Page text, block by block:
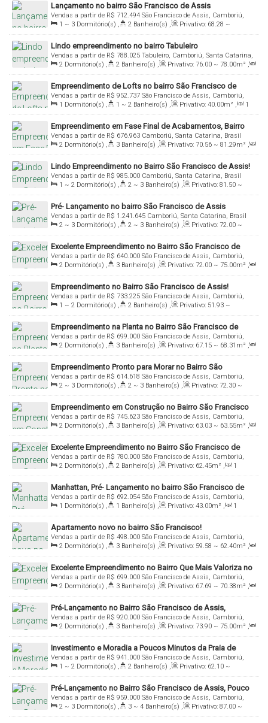
Lançamento no bairro São Francisco de Assis
R$ 712.494
Vendas a partir de
São Francisco de Assis, Camboriú,
Santa Catarina, Brasil
1 ~ 3 Dormitório(s) , 2 Banheiro(s) , Privativo: 68.28 ~
118.22m² , 1 Sala(s) , 1 Suíte(s) , 1 ~ 2 Vaga(s)
Lindo empreendimento no bairro Tabuleiro
R$ 788.025
Vendas a partir de
Tabuleiro, Camboriú, Santa Catarina,
Brasil
2 Dormitório(s) , 2 Banheiro(s) , Privativo: 76.00 ~ 78.00m² ,
1 Sala(s) , 1 Suíte(s) , 1 Vaga(s)
Empreendimento de Lofts no bairro São Francisco de
Assis!
R$ 952.737
Vendas a partir de
São Francisco de Assis, Camboriú,
Santa Catarina, Brasil
1 Dormitório(s) , 1 ~ 2 Banheiro(s) , Privativo: 40.00m² ,
1
Sala(s) , 1 Vaga(s)
Empreendimento em Fase Final de Acabamentos, Bairro
São Francisco de Assis
R$ 676.963
Vendas a partir de
Camboriú, Santa Catarina, Brasil
2 Dormitório(s) , 3 Banheiro(s) , Privativo: 70.56 ~ 81 .29m² ,
1 Sala(s) , 2 Suíte(s) , 1 Vaga(s)
Lindo Empreendimento no Bairro São Francisco de Assis!
R$ 985.000
Vendas a partir de
Camboriú, Santa Catarina, Brasil
1 ~ 2 Dormitório(s) , 2 ~ 3 Banheiro(s) , Privativo: 81 .50 ~
92.00m² , 1 Sala(s) , 1 ~ 2 Suíte(s) , 2 Vaga(s)
Pré- Lançamento no bairro São Francisco de Assis
R$ 1.241.645
Vendas a partir de
Camboriú, Santa Catarina, Brasil
2 ~ 3 Dormitório(s) , 2 ~ 3 Banheiro(s) , Privativo: 72.00 ~
85.00m² , 1 Sala(s) , 1 Suíte(s) , 1 ~ 2 Vaga(s)
Excelente Empreendimento no Bairro São Francisco de
Assis!
R$ 640.000
Vendas a partir de
São Francisco de Assis, Camboriú,
Santa Catarina, Brasil
2 Dormitório(s) , 3 Banheiro(s) , Privativo: 72.00 ~ 75.00m² ,
1 Sala(s) , 2 Suíte(s) , 1 Vaga(s)
Empreendimento no Bairro São Francisco de Assis!
R$ 733.225
Vendas a partir de
São Francisco de Assis, Camboriú,
Santa Catarina, Brasil
1 ~ 2 Dormitório(s) , 2 Banheiro(s) , Privativo: 51 .93 ~
68.05m² , 1 Sala(s) , 1 Suíte(s) , 1 Vaga(s)
Empreendimento na Planta no Bairro São Francisco de
Assis!
R$ 699.000
Vendas a partir de
São Francisco de Assis, Camboriú,
Santa Catarina, Brasil
2 Dormitório(s) , 3 Banheiro(s) , Privativo: 67.15 ~ 68.31 m² ,
1 Sala(s) , 2 Suíte(s) , 1 Vaga(s)
Empreendimento Pronto para Morar no Bairro São
Francisco de Assis!
R$ 614.618
Vendas a partir de
São Francisco de Assis, Camboriú,
Santa Catarina, Brasil
2 ~ 3 Dormitório(s) , 2 ~ 3 Banheiro(s) , Privativo: 72.30 ~
86.30m² , 1 Sala(s) , 1 ~ 2 Suíte(s) , 1 ~ 2 Vaga(s)
Empreendimento em Construção no Bairro São Francisco
de Assis, Loteamento Terras Altas
R$ 745.623
Vendas a partir de
São Francisco de Assis, Camboriú,
Santa Catarina, Brasil
2 Dormitório(s) , 3 Banheiro(s) , Privativo: 63.03 ~ 63.55m² ,
1 Sala(s) , 2 Suíte(s) , 1 Vaga(s)
Excelente Empreendimento no Bairro São Francisco de
Assis, Pouco Minutos de Balneário Camboriú!
R$ 780.000
Vendas a partir de
São Francisco de Assis, Camboriú,
Santa Catarina, Brasil
2 Dormitório(s) , 2 Banheiro(s) , Privativo: 62.45m² ,
1
Sala(s) , 1 Suíte(s) , 1 Vaga(s)
Manhattan, Pré- Lançamento no bairro São Francisco de
Assis!
R$ 692.054
Vendas a partir de
São Francisco de Assis, Camboriú,
Santa Catarina, Brasil
1 Dormitório(s) , 1 Banheiro(s) , Privativo: 43.00m² ,
1
Sala(s) , 1 Suíte(s) , 1 Vaga(s)
Apartamento novo no bairro São Francisco!
R$ 498.000
Vendas a partir de
São Francisco de Assis, Camboriú,
Santa Catarina, Brasil
2 Dormitório(s) , 3 Banheiro(s) , Privativo: 59.58 ~ 62.40m² ,
1 Sala(s) , 2 Suíte(s) , 1 Vaga(s)
Excelente Empreendimento no Bairro Que Mais Valoriza no
Bairro São Francisco de Assis!
R$ 699.000
Vendas a partir de
São Francisco de Assis, Camboriú,
Santa Catarina, Brasil
2 Dormitório(s) , 3 Banheiro(s) , Privativo: 67.69 ~ 70.38m² ,
1 Sala(s) , 2 Suíte(s) , 1 Vaga(s)
Pré-Lançamento no Bairro São Francisco de Assis,
Camboriú!
R$ 920.000
Vendas a partir de
São Francisco de Assis, Camboriú,
Santa Catarina, Brasil
2 Dormitório(s) , 3 Banheiro(s) , Privativo: 73.90 ~ 75.00m² ,
1 Sala(s) , 2 Suíte(s) , 1 Vaga(s)
Investimento e Moradia a Poucos Minutos da Praia de
Balneário Camboriú!
R$ 941.000
Vendas a partir de
São Francisco de Assis, Camboriú,
Santa Catarina, Brasil
1 ~ 2 Dormitório(s) , 2 Banheiro(s) , Privativo: 62.10 ~
92.00m² , 1 Sala(s) , 1 ~ 2 Suíte(s) , 1 Vaga(s)
Pré-Lançamento no Bairro São Francisco de Assis, Pouco
Minutos da Praia de Balneário Camboriú!
R$ 959.000
Vendas a partir de
São Francisco de Assis, Camboriú,
Santa Catarina, Brasil
2 ~ 3 Dormitório(s) , 3 ~ 4 Banheiro(s) , Privativo: 87.00 ~
114.00m² , 1 Sala(s) , 2 ~ 3 Suíte(s) , 1 ~ 2 Vaga(s)